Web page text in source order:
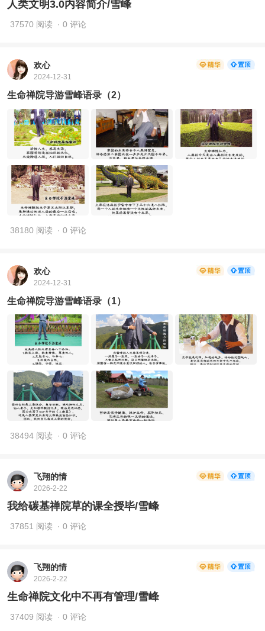
人类文明3.0内容简介/雪峰
37570 阅读 · 0 评论
欢心
2024-12-31
生命禅院导游雪峰语录（2）
38180 阅读 · 0 评论
欢心
2024-12-31
生命禅院导游雪峰语录（1）
38494 阅读 · 0 评论
飞翔的情
2026-2-22
我给碳基禅院草的课全授毕/雪峰
37851 阅读 · 0 评论
飞翔的情
2026-2-22
生命禅院文化中不再有管理/雪峰
37409 阅读 · 0 评论